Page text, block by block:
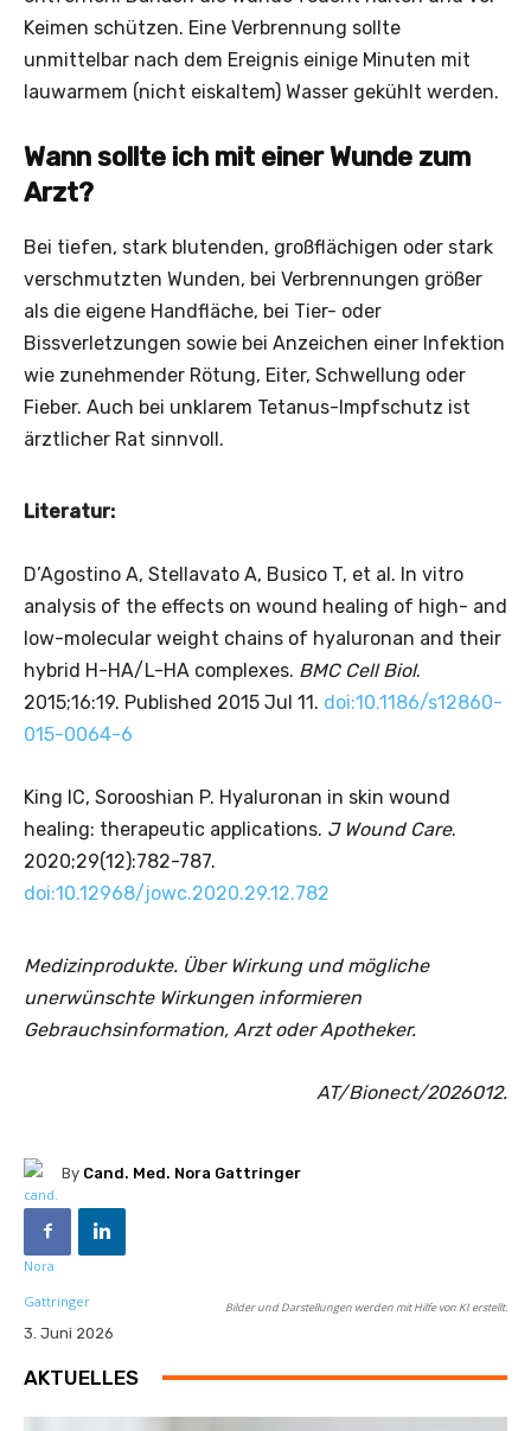
Keimen schützen. Eine Verbrennung sollte
unmittelbar nach dem Ereignis einige Minuten mit
lauwarmem (nicht eiskaltem) Wasser gekühlt werden.
Wann sollte ich mit einer Wunde zum
Arzt?
Bei tiefen, stark blutenden, großflächigen oder stark
verschmutzten Wunden, bei Verbrennungen größer
als die eigene Handfläche, bei Tier- oder
Bissverletzungen sowie bei Anzeichen einer Infektion
wie zunehmender Rötung, Eiter, Schwellung oder
Fieber. Auch bei unklarem Tetanus-Impfschutz ist
ärztlicher Rat sinnvoll.
Literatur:
D’Agostino A, Stellavato A, Busico T, et al. In vitro
analysis of the effects on wound healing of high- and
low-molecular weight chains of hyaluronan and their
hybrid H-HA/L-HA complexes. BMC Cell Biol.
2015;16:19. Published 2015 Jul 11. doi:10.1186/s12860-
015-0064-6
King IC, Sorooshian P. Hyaluronan in skin wound
healing: therapeutic applications. J Wound Care.
2020;29(12):782-787.
doi:10.12968/jowc.2020.29.12.782
Medizinprodukte. Über Wirkung und mögliche
unerwünschte Wirkungen informieren
Gebrauchsinformation, Arzt oder Apotheker.
AT/Bionect/2026012.
By Cand. Med. Nora Gattringer
Bilder und Darstellungen werden mit Hilfe von KI erstellt.
3. Juni 2026
AKTUELLES